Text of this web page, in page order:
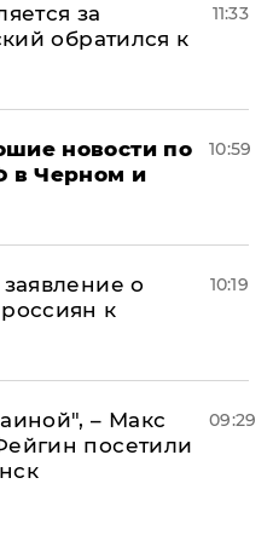
за
обратился к
11:33
новости по
в Черном и
10:59
о
к
10:19
– Макс
посетили
09:29